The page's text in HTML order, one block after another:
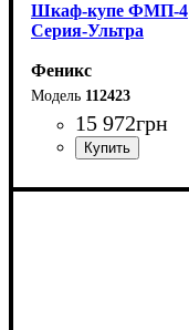
Шкаф-купе ФМП-4
Серия-Ультра
Феникс
112423
15 972грн